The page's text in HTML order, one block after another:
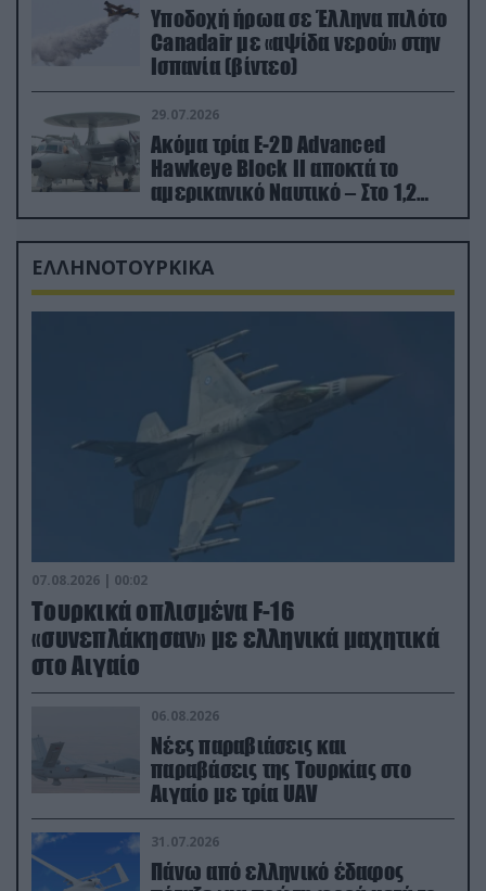
Υποδοχή ήρωα σε Έλληνα πιλότο
Canadair με «αψίδα νερού» στην
Ισπανία (βίντεο)
29.07.2026
Ακόμα τρία E-2D Advanced
Hawkeye Block II αποκτά το
αμερικανικό Ναυτικό – Στο 1,2
δισ.δολάρια το κόστος
ΕΛΛΗΝΟΤΟΥΡΚΙΚΑ
07.08.2026 | 00:02
Τουρκικά οπλισμένα F-16
«συνεπλάκησαν» με ελληνικά μαχητικά
στο Αιγαίο
06.08.2026
Νέες παραβιάσεις και
παραβάσεις της Τουρκίας στο
Αιγαίο με τρία UAV
31.07.2026
Πάνω από ελληνικό έδαφος